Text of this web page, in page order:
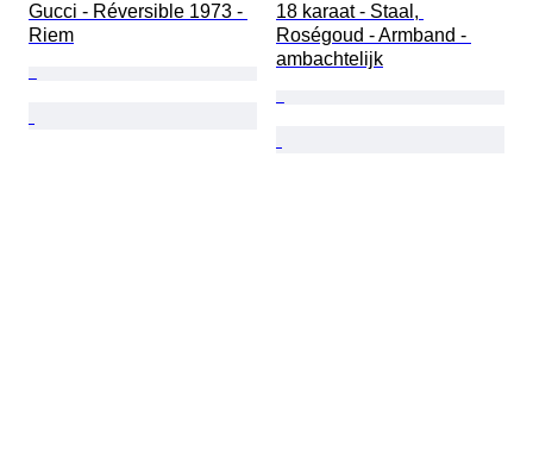
Gucci - Réversible 1973 -
Riem
18 karaat - Staal,
Roségoud - Armband -
ambachtelijk